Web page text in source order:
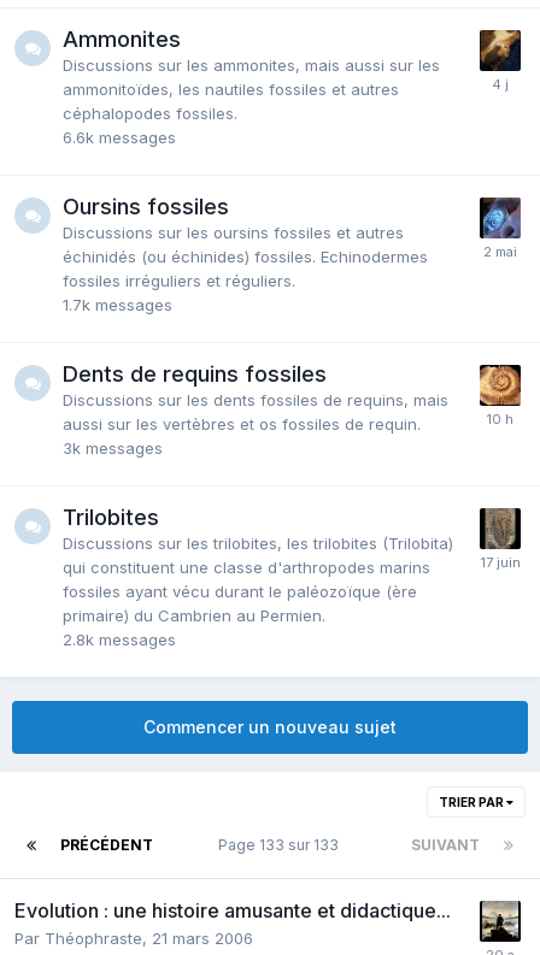
Ammonites
Discussions sur les ammonites, mais aussi sur les
ammonitoïdes, les nautiles fossiles et autres
céphalopodes fossiles.
6.6k messages
Oursins fossiles
Discussions sur les oursins fossiles et autres
échinidés (ou échinides) fossiles. Echinodermes
fossiles irréguliers et réguliers.
1.7k messages
Dents de requins fossiles
Discussions sur les dents fossiles de requins, mais
aussi sur les vertèbres et os fossiles de requin.
3k messages
Trilobites
Discussions sur les trilobites, les trilobites (Trilobita)
qui constituent une classe d'arthropodes marins
fossiles ayant vécu durant le paléozoïque (ère
primaire) du Cambrien au Permien.
2.8k messages
Commencer un nouveau sujet
TRIER PAR
PRÉCÉDENT SUIVANT
Page 133 sur 133
Evolution : une histoire amusante et didactique...
Par Théophraste, 21 mars 2006